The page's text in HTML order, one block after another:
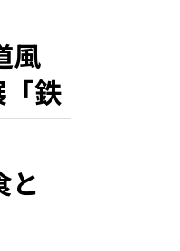
風
鉄
と